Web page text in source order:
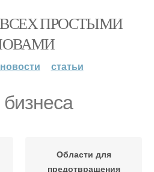
ПРОСТЫМИ
новости статьи
Области для
предотвращения